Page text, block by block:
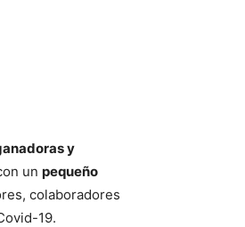
y
un pequeño
colaboradores
19.